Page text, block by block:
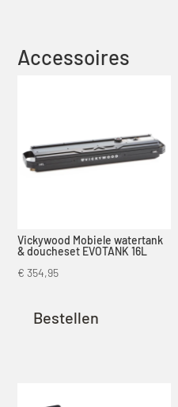
Accessoires
Vickywood Mobiele watertank
& doucheset EVOTANK 16L
€ 354,95
Bestellen